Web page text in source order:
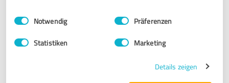
Impressum Datenschutzbestimmungen
Einwilligungsauswahl
Notwendig Präferenzen
Statistiken Marketing
Details zeigen
608 Bewertungen